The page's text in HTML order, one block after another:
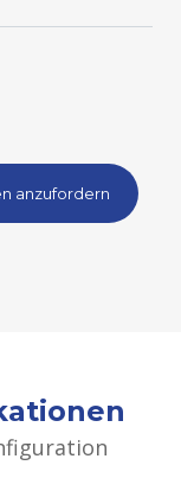
anzufordern